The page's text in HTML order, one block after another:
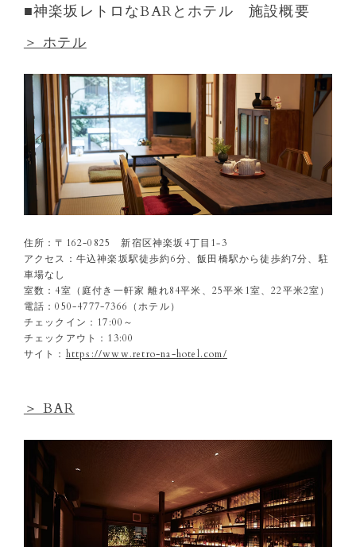
■神楽坂レトロなBARとホテル 施設概要
＞ ホテル
住所：〒162-0825 新宿区神楽坂4丁目1‐3
アクセス：牛込神楽坂駅徒歩約6分、飯田橋駅から徒歩約7分、駐
車場なし
室数：4室（庭付き一軒家 離れ84平米、25平米1室、22平米2室）
電話：050-4777-7366（ホテル）
チェックイン：17:00～
チェックアウト：13:00
サイト： https://www.retro-na-hotel.com/
＞ BAR